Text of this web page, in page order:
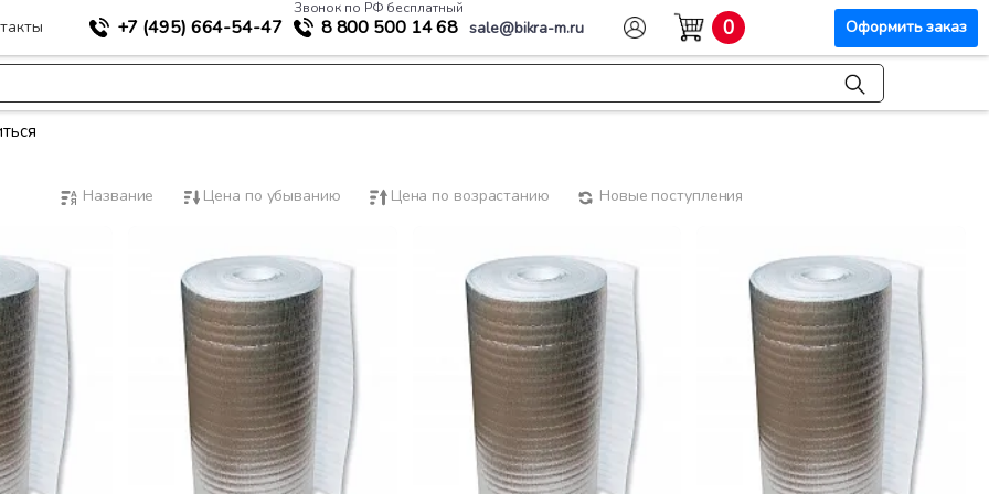
+7 (495) 664-54-47
Звонок по РФ бесплатный
8 800 500 14 68 sale@bikra-m.ru 0 Оформить заказ
Название Цена по убыванию Цена по возрастанию Новые поступления